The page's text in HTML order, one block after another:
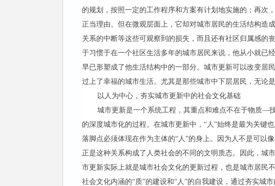
的规划，按照一定的工作程序和方案有计划地实施的；再次
正当理由。但在微观层面上，它却对城市居民的生活结构造
关系的中断等这些可观察到的损失，而且还有社区归属感的
于习惯于在一个社区生活多年的城市居民来说，他从小就已
早已形塑成了他生活结构中的一部分。城市更新可以改变居
过上了幸福的城市生活。尤其是那些城市中下层居民，无论
以人为中心，夯实城市更新中的社会文化基础
城市更新是一个系统工程，其重点和难点不在于物质—
的深度城市化的过程。在城市更新中，“人”始终是最为关键
落脚点必须体现在作为主体的“人”的身上。因为人不是可以
正是这种关系构成了人类社会的不同的文明质态。因此，城
市更新实际上就是城市社会文化的更新过程，也是城市居民
社会文化内涵的“质”的建设和“人”的自我建设，通过夯实城